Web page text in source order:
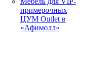
примерочных
ЦУМ Outlet в
«Афимолл»